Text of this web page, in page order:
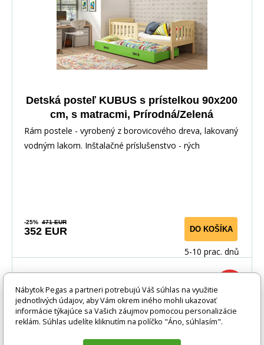
Detská posteľ KUBUS s prístelkou 90x200
cm, s matracmi, Prírodná/Zelená
Rám postele - vyrobený z borovicového dreva, lakovaný
vodným lakom. Inštalačné príslušenstvo - rých
-25% 471 EUR
352 EUR DO KOŠÍKA
5-10 prac. dnů
Nábytok Pegas a partneri potrebujú Váš súhlas na využitie
jednotlivých údajov, aby Vám okrem iného mohli ukazovať
informácie týkajúce sa Vašich záujmov pomocou personalizácie
reklám. Súhlas udelíte kliknutím na políčko "Áno, súhlasím".